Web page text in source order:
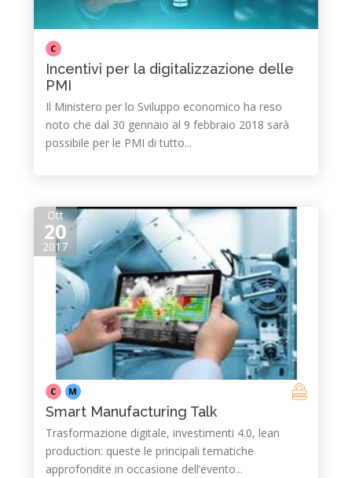
C
Incentivi per la digitalizzazione delle
PMI
Il Ministero per lo Sviluppo economico ha reso
noto che dal 30 gennaio al 9 febbraio 2018 sarà
possibile per le PMI di tutto...
Ott
20
2017
C M
Smart Manufacturing Talk
Trasformazione digitale, investimenti 4.0, lean
production: queste le principali tematiche
approfondite in occasione dell’evento...